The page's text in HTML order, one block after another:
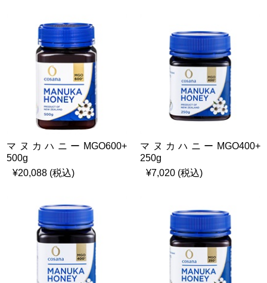
マヌカハニーMGO600+
500g
¥20,088 (税込)
マヌカハニーMGO400+
250g
¥7,020 (税込)